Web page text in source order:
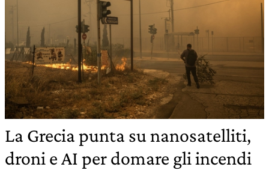
La Grecia punta su nanosatelliti,
droni e AI per domare gli incendi